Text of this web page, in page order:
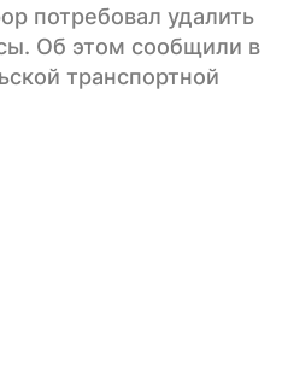
потребовал удалить
Об этом сообщили в
транспортной